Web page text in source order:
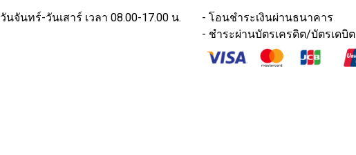
วันจันทร์-วันเสาร์ เวลา 08.00-17.00 น.
- โอนชำระเงินผ่านธนาคาร
- ชำระผ่านบัตรเครดิต/บัตรเดบิต